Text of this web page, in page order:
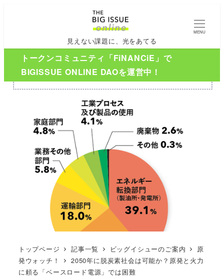
見えない課題に、光をあてる
MENU
トークンコミュニティ「FiNANCiE」で
BIGISSUE ONLINE DAOを運営中！
トップページ 記事一覧 ビッグイシューのご案内
原
発ウォッチ！
2050年に脱炭素社会は可能か？原発と火力
に頼る「ベースロード電源」では困難